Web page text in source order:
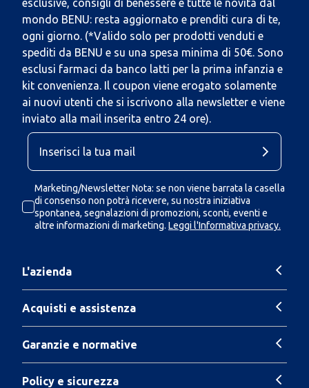
esclusive, consigli di benessere e tutte le novità dal
mondo BENU: resta aggiornato e prenditi cura di te,
ogni giorno. (*Valido solo per prodotti venduti e
spediti da BENU e su una spesa minima di 50€. Sono
esclusi farmaci da banco latti per la prima infanzia e
kit convenienza. Il coupon viene erogato solamente
ai nuovi utenti che si iscrivono alla newsletter e viene
inviato alla mail inserita entro 24 ore).
Marketing/Newsletter Nota: se non viene barrata la casella
di consenso non potrà ricevere, su nostra iniziativa
spontanea, segnalazioni di promozioni, sconti, eventi e
altre informazioni di marketing. Leggi l'Informativa privacy.
L'azienda
Acquisti e assistenza
Garanzie e normative
Policy e sicurezza